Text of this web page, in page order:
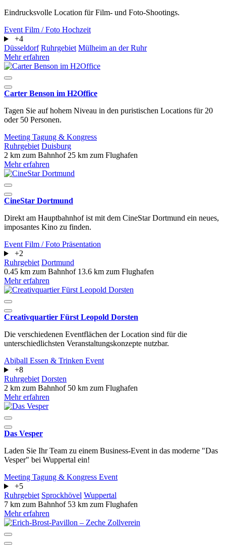
Eindrucksvolle Location für Film- und Foto-Shootings.
Event Film / Foto Hochzeit
+4
Düsseldorf Ruhrgebiet Mülheim an der Ruhr
Mehr erfahren
Carter Benson im H2Office
Tagen Sie auf hohem Niveau in den puristischen Locations für 20
oder 50 Personen.
Meeting Tagung & Kongress
Ruhrgebiet Duisburg
2 km zum Bahnhof 25 km zum Flughafen
Mehr erfahren
CineStar Dortmund
Direkt am Hauptbahnhof ist mit dem CineStar Dortmund ein neues,
imposantes Kino zu finden.
Event Film / Foto Präsentation
+2
Ruhrgebiet Dortmund
0.45 km zum Bahnhof 13.6 km zum Flughafen
Mehr erfahren
Creativquartier Fürst Leopold Dorsten
Die verschiedenen Eventflächen der Location sind für die
unterschiedlichsten Veranstaltungskonzepte nutzbar.
Abiball Essen & Trinken Event
+8
Ruhrgebiet Dorsten
2 km zum Bahnhof 50 km zum Flughafen
Mehr erfahren
Das Vesper
Laden Sie Ihr Team zu einem Business-Event in das moderne "Das
Vesper" bei Wuppertal ein!
Meeting Tagung & Kongress Event
+5
Ruhrgebiet Sprockhövel Wuppertal
7 km zum Bahnhof 53 km zum Flughafen
Mehr erfahren